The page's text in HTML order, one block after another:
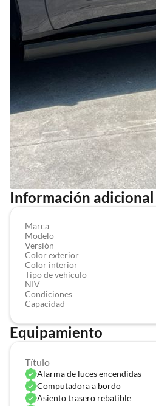
Información adicional
Marca
Modelo
Versión
Color exterior
Color interior
Tipo de vehículo
NIV
Condiciones
Capacidad
Equipamiento
Título
Alarma de luces encendidas
Computadora a bordo
Asiento trasero rebatible